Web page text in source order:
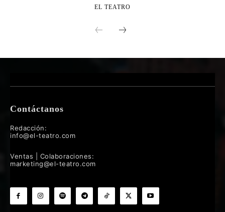
EL TEATRO
Contáctanos
Redacción:
info@el-teatro.com
Ventas | Colaboraciones:
marketing@el-teatro.com